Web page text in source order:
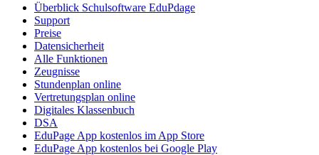
Überblick Schulsoftware EduPdage
Support
Preise
Datensicherheit
Alle Funktionen
Zeugnisse
Stundenplan online
Vertretungsplan online
Digitales Klassenbuch
DSA
EduPage App kostenlos im App Store
EduPage App kostenlos bei Google Play